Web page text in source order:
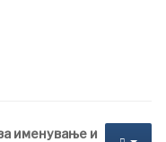
именување и